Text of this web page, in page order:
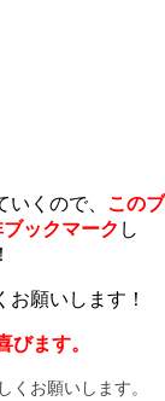
くので、 このブ
ックマーク し
願いします！
ます。
くお願いします。